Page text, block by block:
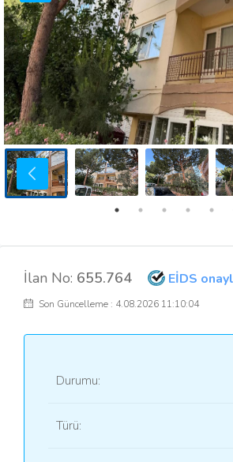
İlan No: 655.764 EİDS
Son Güncelleme : 4.08.2026 11:10:04
Durumu:
Türü: